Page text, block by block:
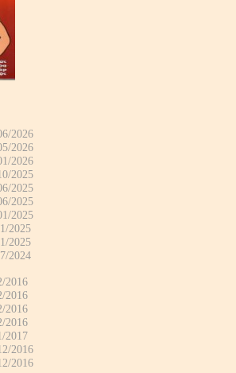
2026
2026
2026
2025
2025
2025
2025
2025
2025
2024
2016
2016
2016
2016
2017
2016
2016